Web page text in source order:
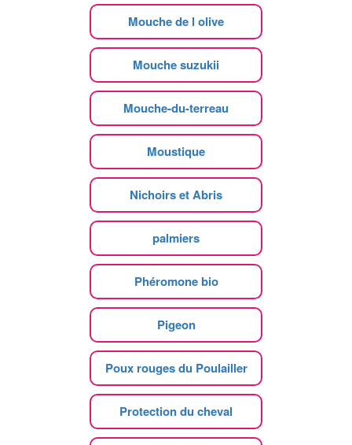
Mouche de l olive
Mouche suzukii
Mouche-du-terreau
Moustique
Nichoirs et Abris
palmiers
Phéromone bio
Pigeon
Poux rouges du Poulailler
Protection du cheval